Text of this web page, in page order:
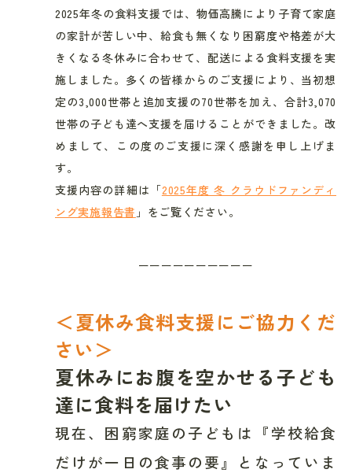
2025年冬の食料支援では、物価高騰により子育て家庭
の家計が苦しい中、給食も無くなり困窮度や格差が大
きくなる冬休みに合わせて、配送による食料支援を実
施しました。多くの皆様からのご支援により、当初想
定の3,000世帯と追加支援の70世帯を加え、合計3,070
世帯の子ども達へ支援を届けることができました。改
めまして、この度のご支援に深く感謝を申し上げま
す。
支援内容の詳細は「2025年度 冬 クラウドファンディ
ング実施報告書 」をご覧ください。
ーーーーーーーーーー
＜夏休み食料支援にご協力くだ
さい＞
夏休みにお腹を空かせる子ども
達に食料を届けたい
現在、困窮家庭の子どもは『学校給食
だけが一日の食事の要』となっていま